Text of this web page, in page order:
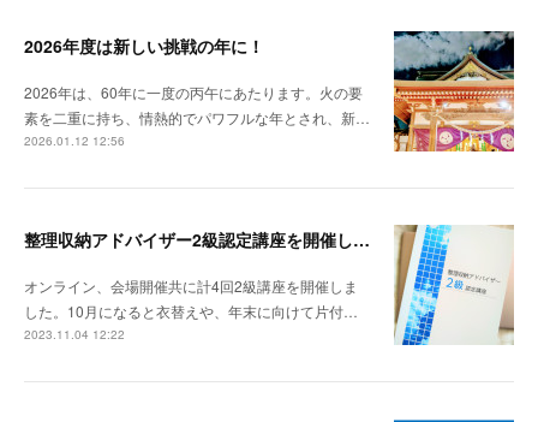
2026年度は新しい挑戦の年に！
2026年は、60年に一度の丙午にあたります。火の要
素を二重に持ち、情熱的でパワフルな年とされ、新…
2026.01.12 12:56
整理収納アドバイザー2級認定講座を開催しました。
オンライン、会場開催共に計4回2級講座を開催しま
した。10月になると衣替えや、年末に向けて片付…
2023.11.04 12:22